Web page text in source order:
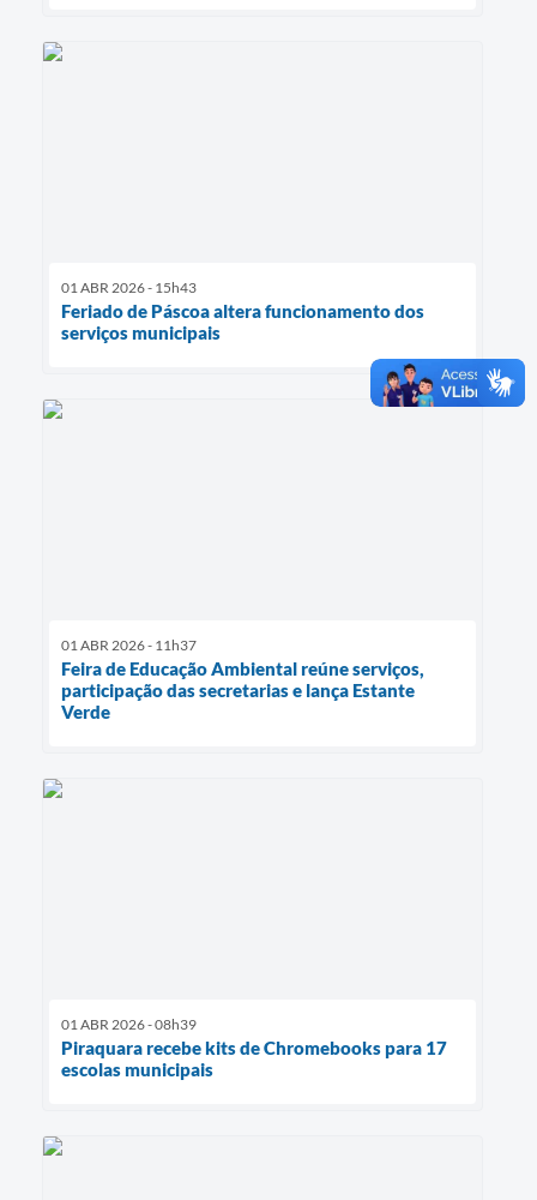
01 ABR 2026 - 15h43
Feriado de Páscoa altera funcionamento dos
serviços municipais
01 ABR 2026 - 11h37
Feira de Educação Ambiental reúne serviços,
participação das secretarias e lança Estante
Verde
01 ABR 2026 - 08h39
Piraquara recebe kits de Chromebooks para 17
escolas municipais